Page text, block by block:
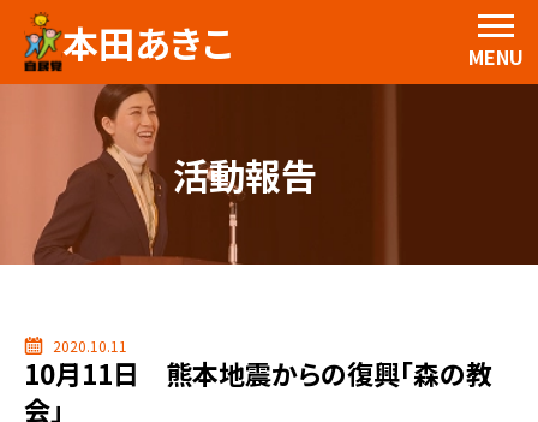
本田あきこ MENU
活動報告
2020.10.11
10月11日 熊本地震からの復興「森の教
会」